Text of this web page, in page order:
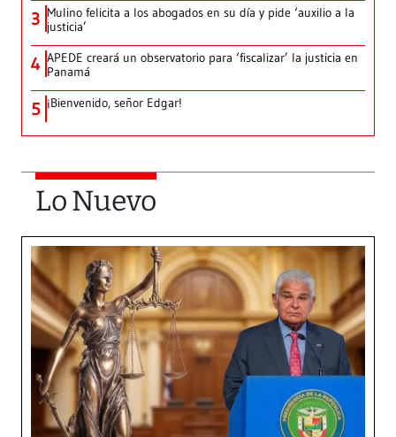
3 Mulino felicita a los abogados en su día y pide ‘auxilio a la
justicia’
4 APEDE creará un observatorio para ‘fiscalizar’ la justicia en
Panamá
5 ¡Bienvenido, señor Edgar!
Lo Nuevo